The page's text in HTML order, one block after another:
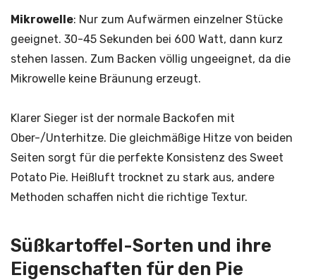
Mikrowelle: Nur zum Aufwärmen einzelner Stücke
geeignet. 30-45 Sekunden bei 600 Watt, dann kurz
stehen lassen. Zum Backen völlig ungeeignet, da die
Mikrowelle keine Bräunung erzeugt.
Klarer Sieger ist der normale Backofen mit
Ober-/Unterhitze. Die gleichmäßige Hitze von beiden
Seiten sorgt für die perfekte Konsistenz des Sweet
Potato Pie. Heißluft trocknet zu stark aus, andere
Methoden schaffen nicht die richtige Textur.
Süßkartoffel-Sorten und ihre
Eigenschaften für den Pie